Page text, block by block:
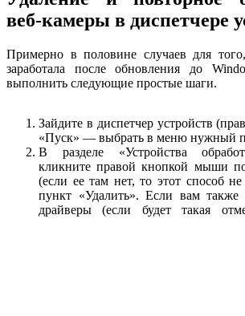
веб-камеры в диспетчере
Примерно в половине случаев для
заработала после обновления до
выполнить следующие простые шаги.
Зайдите в диспетчер устройств
«Пуск» — выбрать в меню нужный
В разделе «Устройства
кликните правой кнопкой мыши
(если ее там нет, то этот способ
пункт «Удалить». Если вам также
драйверы (если будет такая